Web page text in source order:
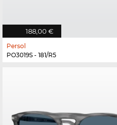
188,00 €
Persol
PO3019S - 181/R5